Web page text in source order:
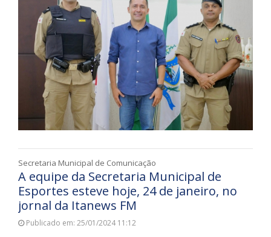
Secretaria Municipal de Comunicação
A equipe da Secretaria Municipal de
Esportes esteve hoje, 24 de janeiro, no
jornal da Itanews FM
Publicado em: 25/01/2024 11:12